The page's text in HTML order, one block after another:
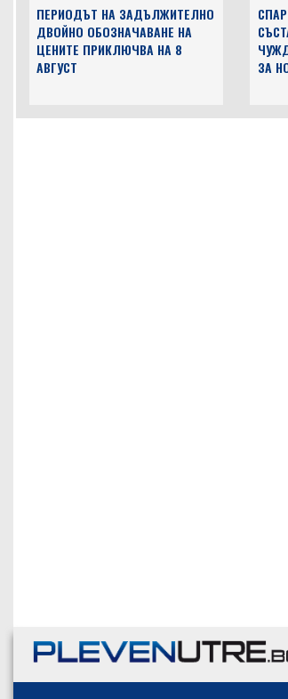
ПЕРИОДЪТ НА ЗАДЪЛЖИТЕЛНО
ДВОЙНО ОБОЗНАЧАВАНЕ НА
ЦЕНИТЕ ПРИКЛЮЧВА НА 8
АВГУСТ
ЗА